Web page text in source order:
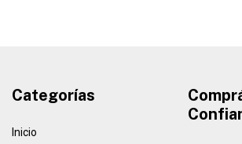
Categorías
Inicio